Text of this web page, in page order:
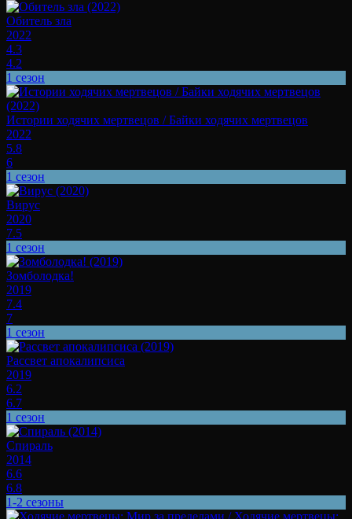
Обитель зла
2022
4.3
4.2
1 сезон
Истории ходячих мертвецов / Байки ходячих мертвецов
2022
5.8
6
1 сезон
Вирус
2020
7.5
1 сезон
Зомболодка!
2019
7.4
7
1 сезон
Рассвет апокалипсиса
2019
6.2
6.7
1 сезон
Спираль
2014
6.6
6.8
1-2 сезоны